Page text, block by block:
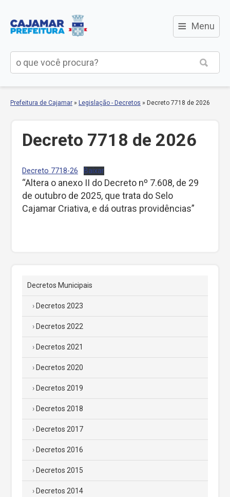
≡ Menu
Prefeitura de Cajamar » Legislação - Decretos » Decreto 7718 de 2026
Decreto 7718 de 2026
Decreto 7718-26 Baixar
“Altera o anexo II do Decreto nº 7.608, de 29
de outubro de 2025, que trata do Selo
Cajamar Criativa, e dá outras providências”
Decretos Municipais
Decretos 2023
Decretos 2022
Decretos 2021
Decretos 2020
Decretos 2019
Decretos 2018
Decretos 2017
Decretos 2016
Decretos 2015
Decretos 2014